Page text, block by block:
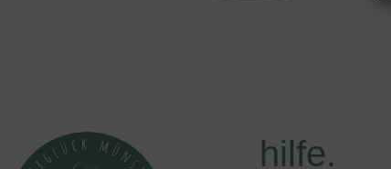
hilfe.